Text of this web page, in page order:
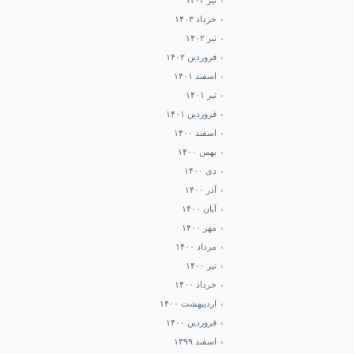
خرداد ۱۴۰۳
تیر ۱۴۰۲
فروردین ۱۴۰۲
اسفند ۱۴۰۱
تیر ۱۴۰۱
فروردین ۱۴۰۱
اسفند ۱۴۰۰
بهمن ۱۴۰۰
دی ۱۴۰۰
آذر ۱۴۰۰
آبان ۱۴۰۰
مهر ۱۴۰۰
مرداد ۱۴۰۰
تیر ۱۴۰۰
خرداد ۱۴۰۰
اردیبهشت ۱۴۰۰
فروردین ۱۴۰۰
اسفند ۱۳۹۹